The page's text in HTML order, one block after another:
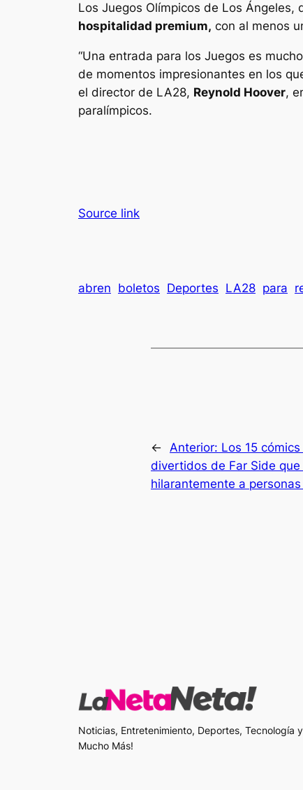
Los Juegos Olímpicos de Los Ángeles,
hospitalidad premium, con al menos
“Una entrada para los Juegos es
de momentos impresionantes en los
el director de LA28, Reynold Hoover,
paralímpicos.
Source link
abren boletos Deportes LA28 para
← Anterior: Los 15 cómics
divertidos de Far Side que
hilarantemente a
Noticias, Entretenimiento, Deportes, Tecnología y
Mucho Más!